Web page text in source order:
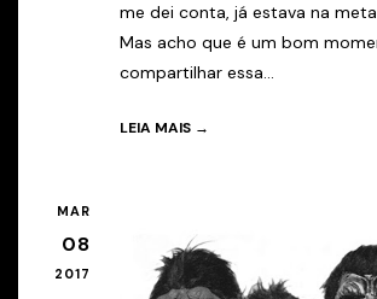
me dei conta, já estava na
Mas acho que é um bom
compartilhar essa...
LEIA MAIS →
MAR
08
2017